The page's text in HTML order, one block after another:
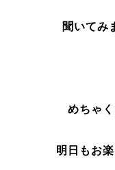
聞いてみ
めちゃ
明日もお